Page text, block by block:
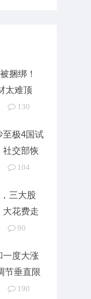
捆绑！
太难顶
130
至极4国试
社交部恢
104
三大股
大花费走
1万亿
90
一度大涨
节垂直限
厚爱190